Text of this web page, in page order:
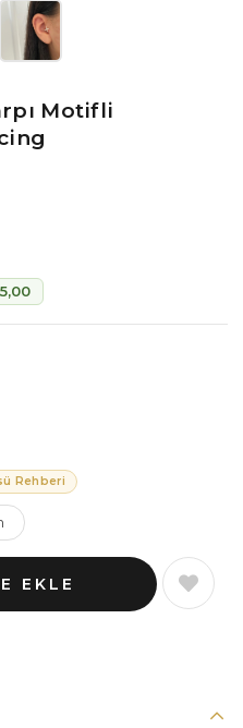
Motifli
Rehberi